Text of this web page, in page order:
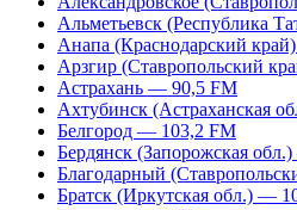
Альметьевск (Республика
Анапа (Краснодарский
Арзгир (Ставропольский
Астрахань — 90,5 FM
Ахтубинск (Астраханская
Белгород — 103,2 FM
Бердянск (Запорожская
Благодарный
Братск (Иркутская обл.) —